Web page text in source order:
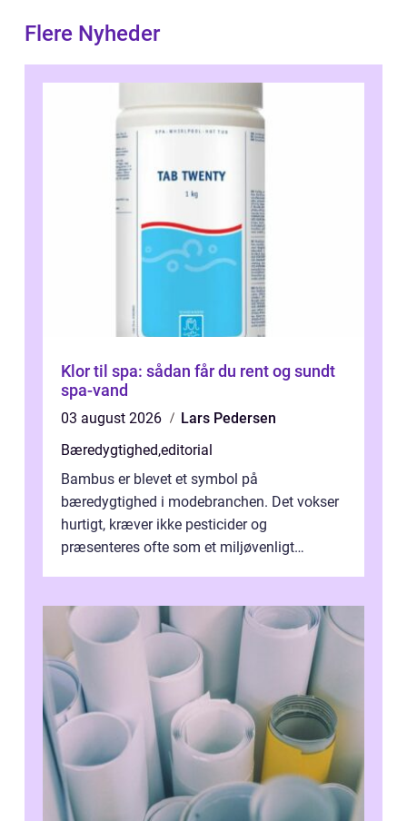
Flere Nyheder
Klor til spa: sådan får du rent og sundt
spa-vand
03 august 2026
Lars Pedersen
Bæredygtighed,editorial
Bambus er blevet et symbol på
bæredygtighed i modebranchen. Det vokser
hurtigt, kræver ikke pesticider og
præsenteres ofte som et miljøvenligt